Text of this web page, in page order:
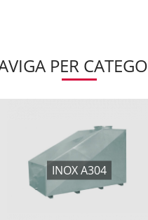
PER
INOX A304